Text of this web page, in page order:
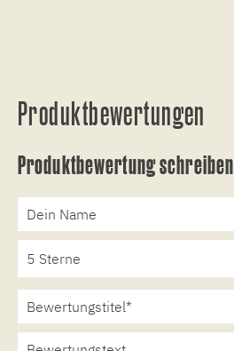
Produktbewertungen
Produktbewertung schreiben